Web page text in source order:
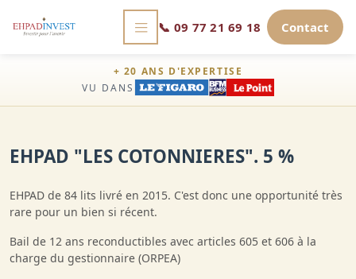
📞 09 77 21 69 18 Contact
+ 20 ANS D'EXPERTISE
VU DANS
EHPAD "LES COTONNIERES". 5 %
EHPAD de 84 lits livré en 2015. C'est donc une opportunité très
rare pour un bien si récent.
Bail de 12 ans reconductibles avec articles 605 et 606 à la
charge du gestionnaire (ORPEA)